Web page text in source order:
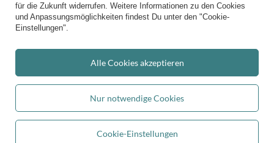
Du kannst uns vertrauen
Folge uns:
Durchschnittliche Bewertung vonkiddymoon.debei Trustami:
für die Zukunft widerrufen. Weitere Informationen zu den Cookies
und Anpassungsmöglichkeiten findest Du unter den "Cookie-
Einstellungen".
Nur notwendige Cookies
Cookie-Einstellungen
Alle Cookies akzeptieren